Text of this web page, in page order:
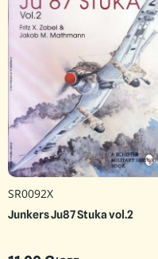
SR0092X
Junkers Ju87 Stuka vol.2